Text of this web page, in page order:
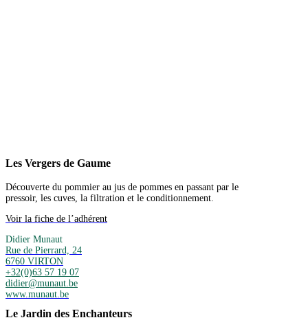
Les Vergers de Gaume
Découverte du pommier au jus de pommes en passant par le
pressoir, les cuves, la filtration et le conditionnement.
Voir la fiche de l’adhérent
Didier Munaut
Rue de Pierrard, 24
6760 VIRTON
+32(0)63 57 19 07
didier@munaut.be
www.munaut.be
Le Jardin des Enchanteurs